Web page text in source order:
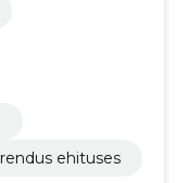
ehituses